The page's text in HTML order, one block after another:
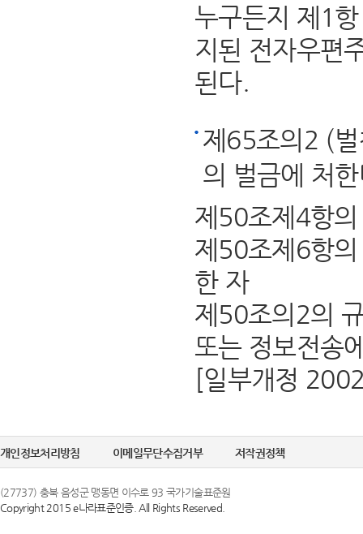
누구든지 제1
지된 전자우편
된다.
제65조의2 (
의 벌금에 처
제50조제4항
제50조제6항
한 자
제50조의2의
또는 정보전송
[일부개정
개인정보처리방침 이메일무단수집거부 저작권정책
(27737) 충북 음성군 맹동면 이수로 93 국가기술표준원
Copyright 2015 e나라표준인증. All Rights Reserved.